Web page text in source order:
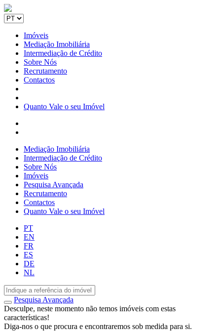
Imóveis
Mediação Imobiliária
Intermediação de Crédito
Sobre Nós
Recrutamento
Contactos
Quanto Vale o seu Imóvel
Mediação Imobiliária
Intermediação de Crédito
Sobre Nós
Imóveis
Pesquisa Avançada
Recrutamento
Contactos
Quanto Vale o seu Imóvel
PT
EN
FR
ES
DE
NL
Pesquisa Avançada
Desculpe, neste momento não temos imóveis com estas
características!
Diga-nos o que procura e encontraremos sob medida para si.